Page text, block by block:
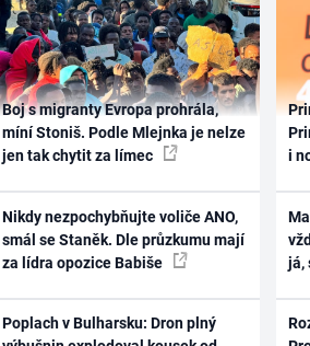
Boj s migranty Evropa prohrála,
míní Stoniš. Podle Mlejnka je nelze
jen tak chytit za límec
Nikdy nezpochybňujte voliče ANO,
smál se Staněk. Dle průzkumu mají
za lídra opozice Babiše
Poplach v Bulharsku: Dron plný
i
já,